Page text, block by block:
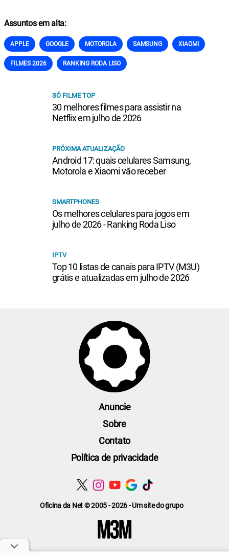
Assuntos em alta:
APPLE GOOGLE MOTOROLA SAMSUNG XIAOMI
FILMES 2026 RANKING RODA LISO
SÓ FILME TOP
30 melhores filmes para assistir na
Netflix em julho de 2026
PRÓXIMA ATUALIZAÇÃO
Android 17: quais celulares Samsung,
Motorola e Xiaomi vão receber
SMARTPHONES
Os melhores celulares para jogos em
julho de 2026 - Ranking Roda Liso
IPTV
Top 10 listas de canais para IPTV (M3U)
grátis e atualizadas em julho de 2026
Oficina da Net © 2005 - 2026 - Um site do grupo
Anuncie
Sobre
Contato
Política de privacidade